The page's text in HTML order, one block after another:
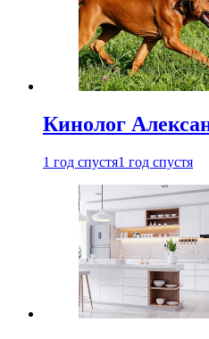
Кинолог
1 год спустя1 год спустя